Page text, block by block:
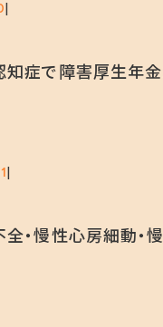
知症で障害厚生年
・慢性心房細動・